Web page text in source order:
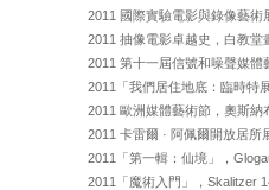
2011 國際實驗電影與錄像藝術
2011 抽像電影卓越史，白教堂
2011 第十一屆信號和噪聲媒
2011「我們居住地底：臨時特
2011 歐洲媒體藝術節，奧斯納
2011 卡雷爾 · 阿佩爾開放居所
2011「第一輯：仙境」，
2011「魔術入門」，Skalitzer